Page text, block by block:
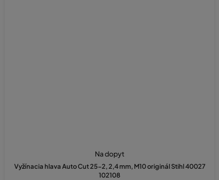
Vyžínacia hlava Auto Cut 25-2, 2,4 mm, M10 originál Stihl 40027
102108
Na dopyt